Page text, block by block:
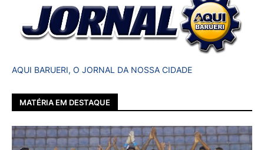
AQUI BARUERI, O JORNAL DA NOSSA CIDADE
MATÉRIA EM DESTAQUE